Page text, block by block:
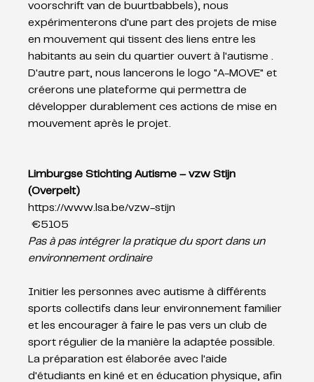
voorschrift van de buurtbabbels), nous
expérimenterons d'une part des projets de mise
en mouvement qui tissent des liens entre les
habitants au sein du quartier ouvert à l'autisme .
D'autre part, nous lancerons le logo "A-MOVE" et
créerons une plateforme qui permettra de
développer durablement ces actions de mise en
mouvement après le projet.
Limburgse Stichting Autisme – vzw Stijn
(Overpelt)
https://www.lsa.be/vzw-stijn
€5105
Pas à pas intégrer la pratique du sport dans un
environnement ordinaire
Initier les personnes avec autisme à différents
sports collectifs dans leur environnement familier
et les encourager à faire le pas vers un club de
sport régulier de la manière la adaptée possible.
La préparation est élaborée avec l'aide
d'étudiants en kiné et en éducation physique, afin